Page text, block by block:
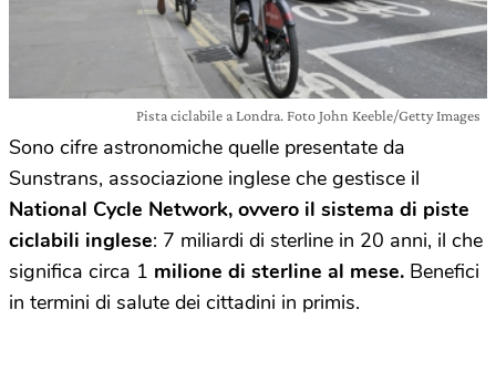
Pista ciclabile a Londra. Foto John Keeble/Getty Images
Sono cifre astronomiche quelle presentate da
Sunstrans, associazione inglese che gestisce il
National Cycle Network, ovvero il sistema di piste
ciclabili inglese: 7 miliardi di sterline in 20 anni, il che
significa circa 1 milione di sterline al mese. Benefici
in termini di salute dei cittadini in primis.